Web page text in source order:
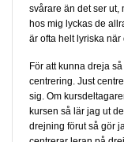
svårare än det ser ut,
hos mig lyckas de
är ofta helt lyriska när
För att kunna dreja
centrering. Just
sig. Om
kursen så lär jag ut
drejning förut så gör